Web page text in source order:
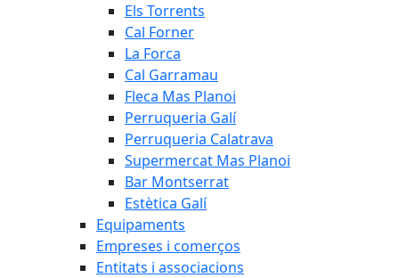
Els Torrents
Cal Forner
La Forca
Cal Garramau
Fleca Mas Planoi
Perruqueria Galí
Perruqueria Calatrava
Supermercat Mas Planoi
Bar Montserrat
Estètica Galí
Equipaments
Empreses i comerços
Entitats i associacions